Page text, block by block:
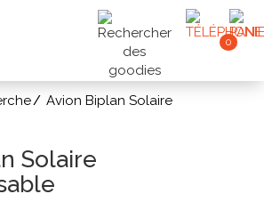
0
Avion Biplan Solaire
Solaire